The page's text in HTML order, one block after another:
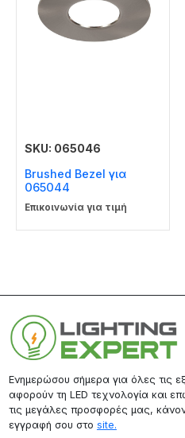
SKU: 065046
Brushed Bezel για
065044
Επικοινωνία για τιμή
Ενημερώσου σήμερα για όλες τις
αφορούν τη LED τεχνολογία και
τις μεγάλες προσφορές μας,
εγγραφή σου στο site.